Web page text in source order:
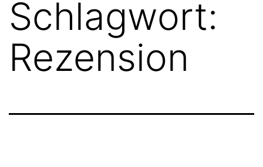
Schlagwort:
Rezension